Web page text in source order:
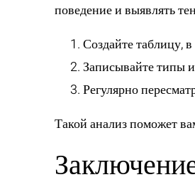
поведение и выявлять
Создайте таблицу,
Записывайте типы
Регулярно
Такой анализ поможет